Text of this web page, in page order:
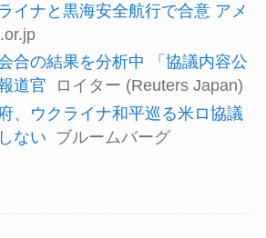
イナと黒海安全航行で合意 アメ
合の結果を分析中 「協議内容公
道官
ロイター (Reuters Japan)
、ウクライナ和平巡る米ロ協議
ない ブルームバーグ